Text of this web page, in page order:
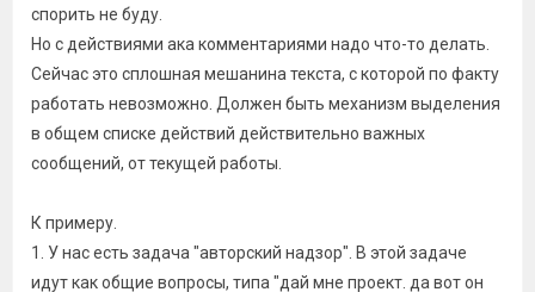
спорить не буду.
Но с действиями ака комментариями надо что-то делать.
Сейчас это сплошная мешанина текста, с которой по факту
работать невозможно. Должен быть механизм выделения
в общем списке действий действительно важных
сообщений, от текущей работы.
К примеру.
1. У нас есть задача "авторский надзор". В этой задаче
идут как общие вопросы, типа "дай мне проект. да вот он